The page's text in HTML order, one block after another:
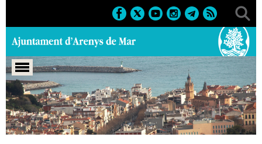
Portada > Agenda > 06-08-
2015 > Marcs > Culturals > 2015 > Sardanes